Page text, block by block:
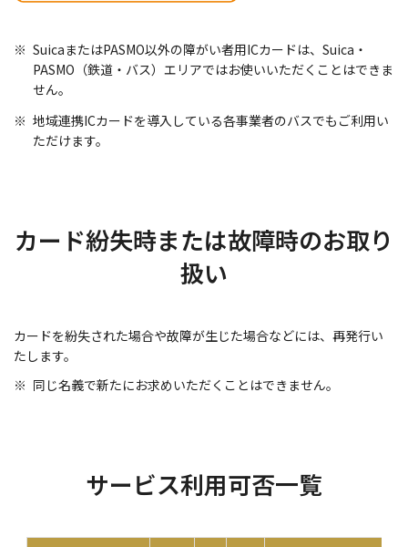
SuicaまたはPASMO以外の障がい者用ICカードは、Suica・
PASMO（鉄道・バス）エリアではお使いいただくことはできま
せん。
地域連携ICカードを導入している各事業者のバスでもご利用い
ただけます。
カード紛失時または故障時のお取り
扱い
カードを紛失された場合や故障が生じた場合などには、再発行い
たします。
同じ名義で新たにお求めいただくことはできません。
サービス利用可否一覧